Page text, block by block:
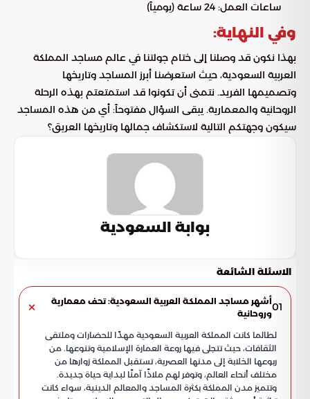
ساعات العمل: 24 ساعة (يومياً)
وفي النهاية:
بهذا نكون قد وصلنا إلى ختام جولتنا في عالم مساجد المملكة
العربية السعودية، حيث استعرضنا أبرز المساجد وتاريخها
وتصميمها الفريد. نتمنى أن تكونوا قد استمتعتم بهذه الرحلة
الروحانية والمعمارية. يبقى السؤال مفتوحاً: أي من هذه المساجد
سيكون وجهتكم التالية لاستكشاف جمالها وتاريخها العريق؟
بوابة السعودية
الاسئلة الشائعة
01أشهر مساجد المملكة العربية السعودية: تحف معمارية
وروحانية
لطالما كانت المملكة العربية السعودية مهدًا للحضارات وملتقى
الثقافات، حيث تتجلى فيها روعة العمارة الإسلامية وتنوعها. من
ربوعها الخلابة إلى مدنها العصرية، تستقبل المملكة زوارها من
مختلف أنحاء العالم، وتوفر لهم ملاذًا آمنًا لبداية حياة جديدة.
وتتميز مدن المملكة بكثرة المساجد والمعالم الدينية، سواء كانت